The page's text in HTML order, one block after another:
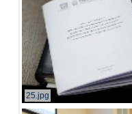
25.jpg